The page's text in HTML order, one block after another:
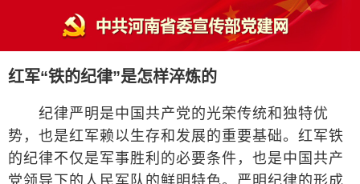
红军“铁的纪律”是怎样淬炼的
纪律严明是中国共产党的光荣传统和独特优
势，也是红军赖以生存和发展的重要基础。红军铁
的纪律不仅是军事胜利的必要条件，也是中国共产